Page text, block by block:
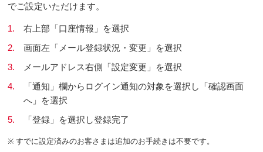
でご設定いただけます。
1.
右上部「口座情報」を選択
2.
画面左「メール登録状況・変更」を選択
3.
メールアドレス右側「設定変更」を選択
4.
「通知」欄からログイン通知の対象を選択し「確認画面
へ」を選択
5.
「登録」を選択し登録完了
※ すでに設定済みのお客さまは追加のお手続きは不要です。